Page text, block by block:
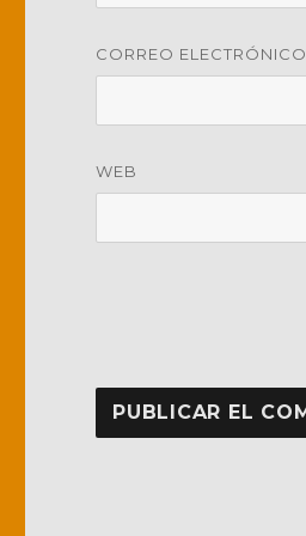
CORREO ELECTRÓNICO
WEB